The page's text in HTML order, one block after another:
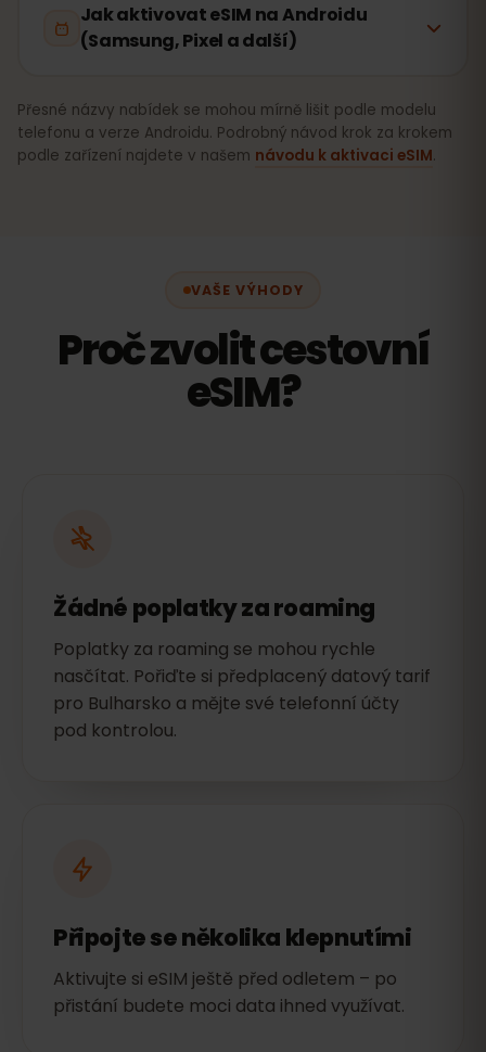
Jak aktivovat eSIM na Androidu
(Samsung, Pixel a další)
Přesné názvy nabídek se mohou mírně lišit podle modelu
telefonu a verze Androidu. Podrobný návod krok za krokem
podle zařízení najdete v našem návodu k aktivaci eSIM.
VAŠE VÝHODY
Proč zvolit cestovní
eSIM?
Žádné poplatky za roaming
Poplatky za roaming se mohou rychle
nasčítat. Pořiďte si předplacený datový tarif
pro Bulharsko a mějte své telefonní účty
pod kontrolou.
Připojte se několika klepnutími
Aktivujte si eSIM ještě před odletem – po
přistání budete moci data ihned využívat.